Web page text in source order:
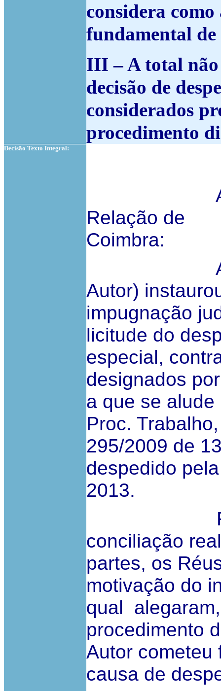
considera como
fundamental de
III – A total não
decisão de
considerados
procedimento
Decisão Texto Integral:
Relação de
Coimbra:
A...
Autor)
impugnação
licitude do
especial,
designados
a que se alude
Proc.
295/2009 de
despedido
2013.
conciliação
partes, os
motivação do
qual
procedimento
Autor cometeu
causa de